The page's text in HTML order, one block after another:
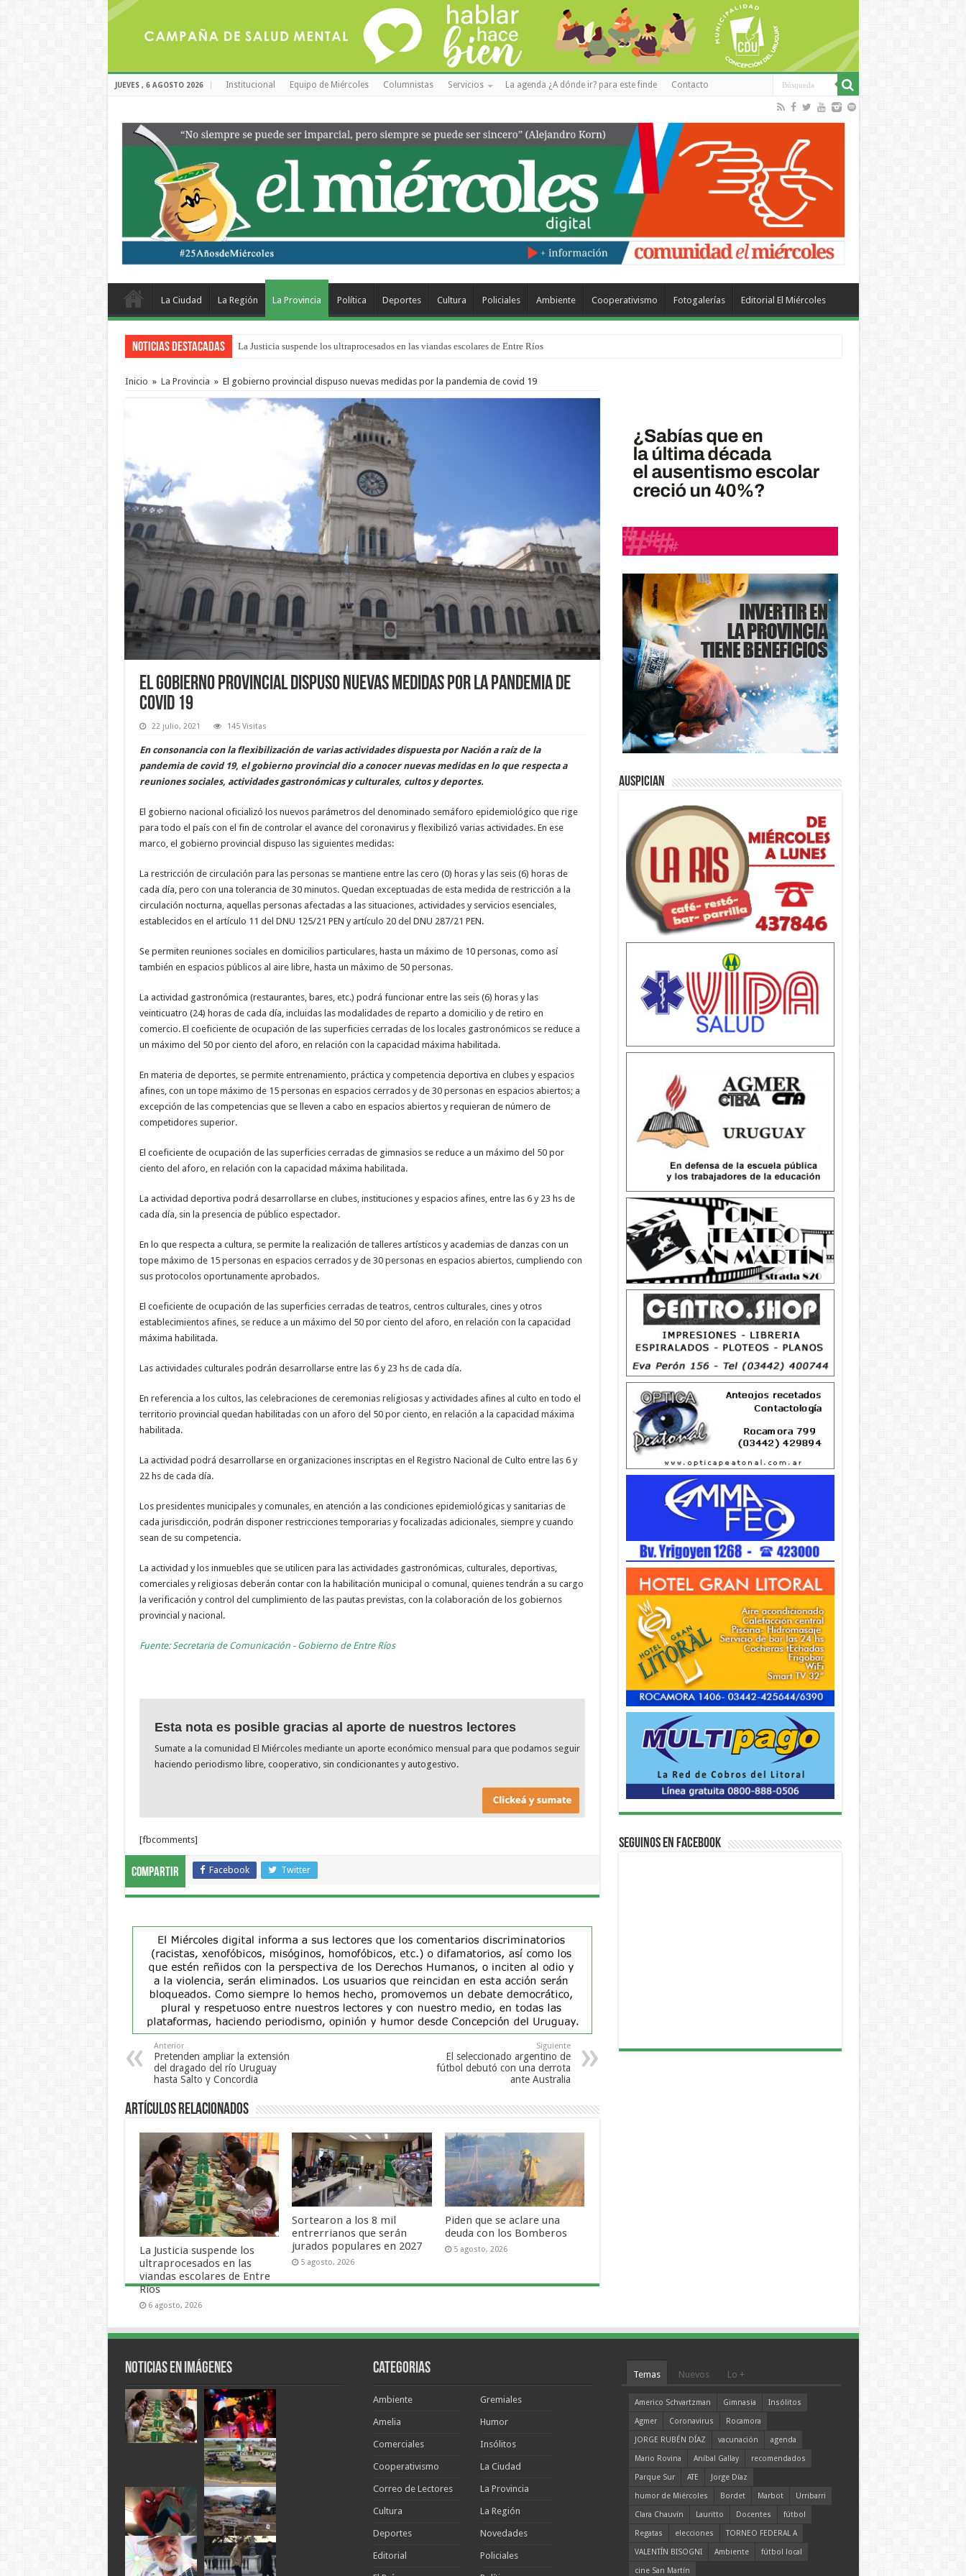
JUEVES , 6 AGOSTO 2026 Institucional Equipo de Miércoles Columnistas Servicios La agenda ¿A dónde ir? para este finde Contacto
La Ciudad La Región La Provincia Política Deportes Cultura Policiales Ambiente Cooperativismo Fotogalerías Editorial El Miércoles
Noticias Destacadas La Justicia suspende los ultraprocesados en las viandas escolares de Entre Ríos
Se presentará la obra “La Runfla de los Macanos”
Inicio » La Provincia » El gobierno provincial dispuso nuevas medidas por la pandemia de covid 19
El gobierno provincial dispuso nuevas medidas por la pandemia de
covid 19
22 julio, 2021 145 Visitas
En consonancia con la flexibilización de varias actividades dispuesta por Nación a raíz de la
pandemia de covid 19, el gobierno provincial dio a conocer nuevas medidas en lo que respecta a
reuniones sociales, actividades gastronómicas y culturales, cultos y deportes.
El gobierno nacional oficializó los nuevos parámetros del denominado semáforo epidemiológico que rige
para todo el país con el fin de controlar el avance del coronavirus y flexibilizó varias actividades. En ese
marco, el gobierno provincial dispuso las siguientes medidas:
La restricción de circulación para las personas se mantiene entre las cero (0) horas y las seis (6) horas de
cada día, pero con una tolerancia de 30 minutos. Quedan exceptuadas de esta medida de restricción a la
circulación nocturna, aquellas personas afectadas a las situaciones, actividades y servicios esenciales,
establecidos en el artículo 11 del DNU 125/21 PEN y artículo 20 del DNU 287/21 PEN.
Se permiten reuniones sociales en domicilios particulares, hasta un máximo de 10 personas, como así
también en espacios públicos al aire libre, hasta un máximo de 50 personas.
La actividad gastronómica (restaurantes, bares, etc.) podrá funcionar entre las seis (6) horas y las
veinticuatro (24) horas de cada día, incluidas las modalidades de reparto a domicilio y de retiro en
comercio. El coeficiente de ocupación de las superficies cerradas de los locales gastronómicos se reduce a
un máximo del 50 por ciento del aforo, en relación con la capacidad máxima habilitada.
En materia de deportes, se permite entrenamiento, práctica y competencia deportiva en clubes y espacios
afines, con un tope máximo de 15 personas en espacios cerrados y de 30 personas en espacios abiertos; a
excepción de las competencias que se lleven a cabo en espacios abiertos y requieran de número de
competidores superior.
El coeficiente de ocupación de las superficies cerradas de gimnasios se reduce a un máximo del 50 por
ciento del aforo, en relación con la capacidad máxima habilitada.
La actividad deportiva podrá desarrollarse en clubes, instituciones y espacios afines, entre las 6 y 23 hs de
cada día, sin la presencia de público espectador.
En lo que respecta a cultura, se permite la realización de talleres artísticos y academias de danzas con un
tope máximo de 15 personas en espacios cerrados y de 30 personas en espacios abiertos, cumpliendo con
sus protocolos oportunamente aprobados.
El coeficiente de ocupación de las superficies cerradas de teatros, centros culturales, cines y otros
establecimientos afines, se reduce a un máximo del 50 por ciento del aforo, en relación con la capacidad
máxima habilitada.
Las actividades culturales podrán desarrollarse entre las 6 y 23 hs de cada día.
En referencia a los cultos, las celebraciones de ceremonias religiosas y actividades afines al culto en todo el
territorio provincial quedan habilitadas con un aforo del 50 por ciento, en relación a la capacidad máxima
habilitada.
La actividad podrá desarrollarse en organizaciones inscriptas en el Registro Nacional de Culto entre las 6 y
22 hs de cada día.
Los presidentes municipales y comunales, en atención a las condiciones epidemiológicas y sanitarias de
cada jurisdicción, podrán disponer restricciones temporarias y focalizadas adicionales, siempre y cuando
sean de su competencia.
La actividad y los inmuebles que se utilicen para las actividades gastronómicas, culturales, deportivas,
comerciales y religiosas deberán contar con la habilitación municipal o comunal, quienes tendrán a su cargo
la verificación y control del cumplimiento de las pautas previstas, con la colaboración de los gobiernos
provincial y nacional.
Fuente: Secretaria de Comunicación - Gobierno de Entre Ríos
Esta nota es posible gracias al aporte de nuestros lectores
Sumate a la comunidad El Miércoles mediante un aporte económico mensual para que podamos seguir
haciendo periodismo libre, cooperativo, sin condicionantes y autogestivo.
[fbcomments]
Compartir Facebook Twitter
Anterior
Pretenden ampliar la extensión
del dragado del río Uruguay
hasta Salto y Concordia
Siguiente
El seleccionado argentino de
fútbol debutó con una derrota
ante Australia
Artículos Relacionados
La Justicia suspende los
ultraprocesados en las
viandas escolares de Entre
Ríos
6 agosto, 2026
Sortearon a los 8 mil
entrerrianos que serán
jurados populares en 2027
5 agosto, 2026
Piden que se aclare una
deuda con los Bomberos
5 agosto, 2026
Auspician
Seguinos en Facebook
Noticias en Imágenes Categorias
Ambiente
Amelia
Comerciales
Cooperativismo
Correo de Lectores
Cultura
Deportes
Editorial
Gremiales
Humor
Insólitos
La Ciudad
La Provincia
La Región
Novedades
Policiales
Temas Nuevos Lo +
Americo Schvartzman Gimnasia
Insólitos
Agmer
Coronavirus
Rocamora
JORGE RUBÉN DÍAZ
vacunación
agenda
Mario Rovina
Aníbal Gallay
recomendados
Parque Sur
ATE
Jorge Díaz
humor de Miércoles
Bordet Marbot
Urribarri
Clara Chauvín
Lauritto Docentes
fútbol
Regatas
elecciones
TORNEO FEDERAL A
VALENTÍN BISOGNI
Ambiente
fútbol local
cine San Martín